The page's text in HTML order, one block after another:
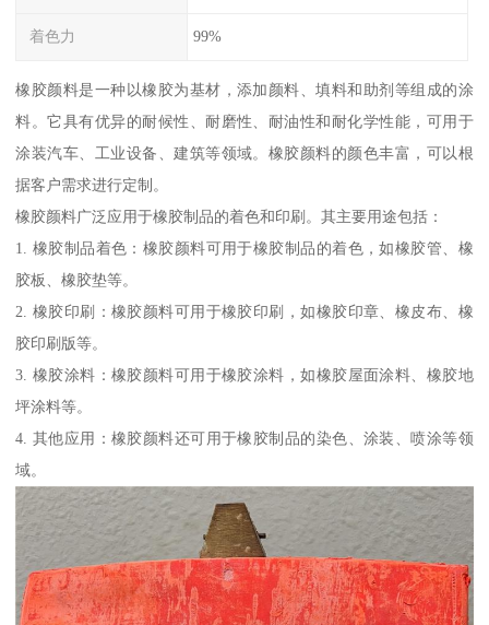
着色力 99%
橡胶颜料是一种以橡胶为基材，添加颜料、填料和助剂等组成的涂
料。它具有优异的耐候性、耐磨性、耐油性和耐化学性能，可用于
涂装汽车、工业设备、建筑等领域。橡胶颜料的颜色丰富，可以根
据客户需求进行定制。
橡胶颜料广泛应用于橡胶制品的着色和印刷。其主要用途包括：
1. 橡胶制品着色：橡胶颜料可用于橡胶制品的着色，如橡胶管、橡
胶板、橡胶垫等。
2. 橡胶印刷：橡胶颜料可用于橡胶印刷，如橡胶印章、橡皮布、橡
胶印刷版等。
3. 橡胶涂料：橡胶颜料可用于橡胶涂料，如橡胶屋面涂料、橡胶地
坪涂料等。
4. 其他应用：橡胶颜料还可用于橡胶制品的染色、涂装、喷涂等领
域。